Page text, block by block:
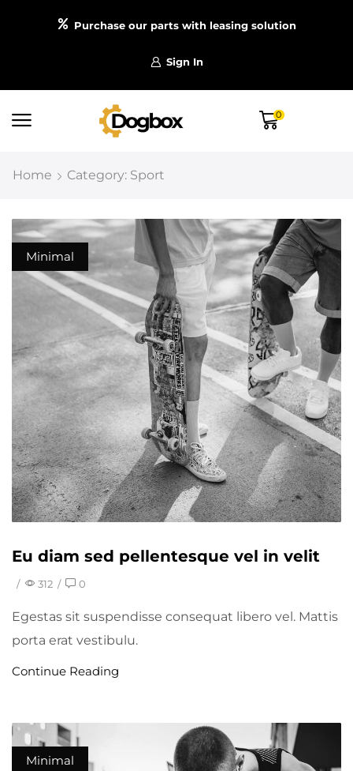
Purchase our parts with leasing solution
Sign In
0
Home Category: Sport
Minimal
Eu diam sed pellentesque vel in velit
/ 312 / 0
Egestas sit suspendisse consequat libero vel. Mattis
porta erat vestibulu.
Continue Reading
Minimal